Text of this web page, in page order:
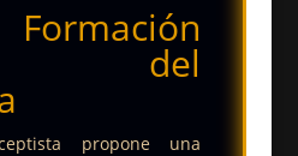
del
propone una